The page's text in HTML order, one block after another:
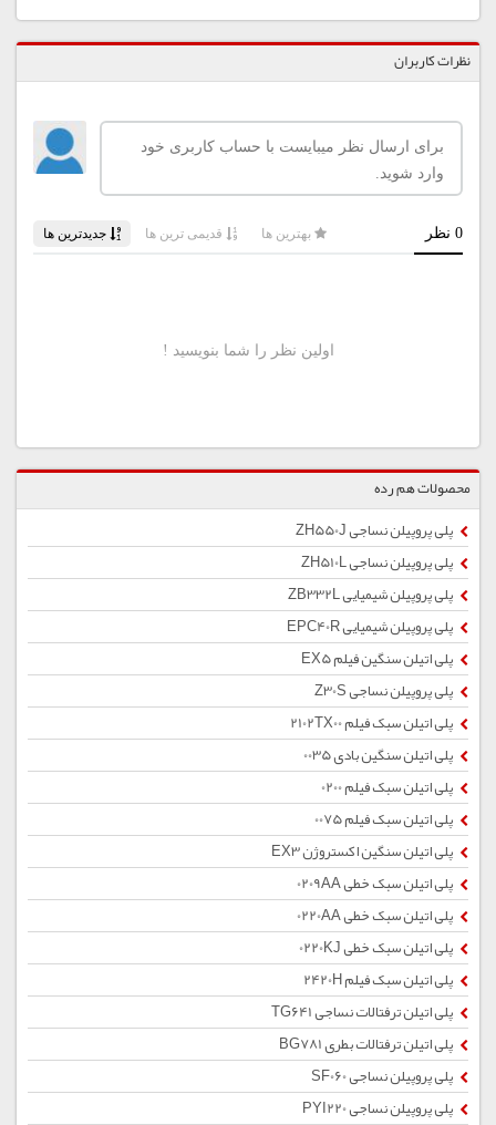
نظرات کاربران
محصولات هم رده
پلی پروپیلن نساجی ZH550J
پلی پروپیلن نساجی ZH510L
پلی پروپیلن شیمیایی ZB332L
پلی پروپیلن شیمیایی EPC40R
پلی اتیلن سنگین فیلم EX5
پلی پروپیلن نساجی Z30S
پلی اتیلن سبک فیلم 2102TX00
پلی اتیلن سنگین بادی 0035
پلی اتیلن سبک فیلم 0200
پلی اتیلن سبک فیلم 0075
پلی اتیلن سنگین اکستروژن EX3
پلی اتیلن سبک خطی 0209AA
پلی اتیلن سبک خطی 0220AA
پلی اتیلن سبک خطی 0220KJ
پلی اتیلن سبک فیلم 2420H
پلی اتیلن ترفتالات نساجی TG641
پلی اتیلن ترفتالات بطری BG781
پلی پروپیلن نساجی SF060
پلی پروپیلن نساجی PYI220